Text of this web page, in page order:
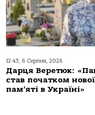
12:43, 6 Серпня, 2026
Дарця Веретюк:
став початком
пам’яті в Україні»